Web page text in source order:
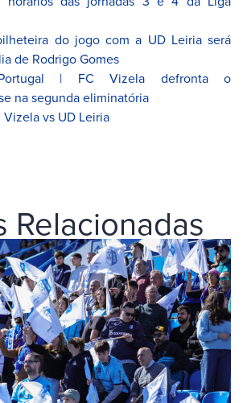
do jogo com a UD Leiria será
de Rodrigo Gomes
| FC Vizela defronta o
na segunda eliminatória
vs UD Leiria
Relacionadas